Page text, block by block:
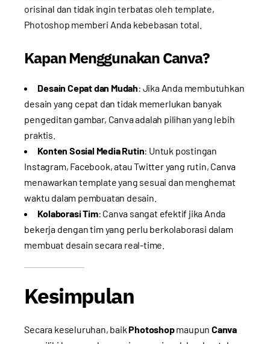
orisinal dan tidak ingin terbatas oleh template,
Photoshop memberi Anda kebebasan total.
Kapan Menggunakan Canva?
Desain Cepat dan Mudah: Jika Anda membutuhkan
desain yang cepat dan tidak memerlukan banyak
pengeditan gambar, Canva adalah pilihan yang lebih
praktis.
Konten Sosial Media Rutin: Untuk postingan
Instagram, Facebook, atau Twitter yang rutin, Canva
menawarkan template yang sesuai dan menghemat
waktu dalam pembuatan desain.
Kolaborasi Tim: Canva sangat efektif jika Anda
bekerja dengan tim yang perlu berkolaborasi dalam
membuat desain secara real-time.
Kesimpulan
Secara keseluruhan, baikPhotoshopmaupun Canva